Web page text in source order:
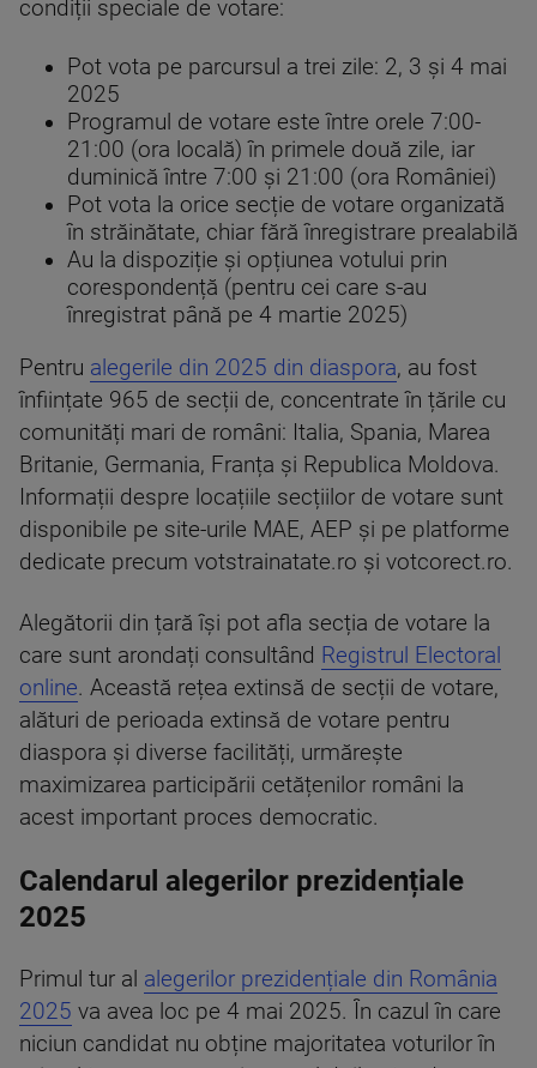
condiții speciale de votare:
Pot vota pe parcursul a trei zile: 2, 3 și 4 mai
2025
Programul de votare este între orele 7:00-
21:00 (ora locală) în primele două zile, iar
duminică între 7:00 și 21:00 (ora României)
Pot vota la orice secție de votare organizată
în străinătate, chiar fără înregistrare prealabilă
Au la dispoziție și opțiunea votului prin
corespondență (pentru cei care s-au
înregistrat până pe 4 martie 2025)
Pentru alegerile din 2025 din diaspora, au fost
înființate 965 de secții de, concentrate în țările cu
comunități mari de români: Italia, Spania, Marea
Britanie, Germania, Franța și Republica Moldova.
Informații despre locațiile secțiilor de votare sunt
disponibile pe site-urile MAE, AEP și pe platforme
dedicate precum votstrainatate.ro și votcorect.ro.
Alegătorii din țară își pot afla secția de votare la
care sunt arondați consultând Registrul Electoral
online. Această rețea extinsă de secții de votare,
alături de perioada extinsă de votare pentru
diaspora și diverse facilități, urmărește
maximizarea participării cetățenilor români la
acest important proces democratic.
Calendarul alegerilor prezidențiale
2025
Primul tur al alegerilor prezidențiale din România
2025 va avea loc pe 4 mai 2025. În cazul în care
niciun candidat nu obține majoritatea voturilor în